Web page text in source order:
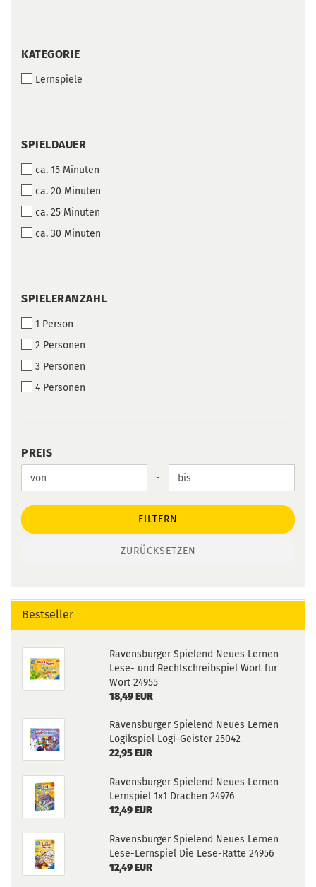
KATEGORIE
KATEGORIE
Lernspiele
SPIELDAUER
SPIELDAUER
ca. 15 Minuten
ca. 20 Minuten
ca. 25 Minuten
ca. 30 Minuten
SPIELERANZAHL
SPIELERANZAHL
1 Person
2 Personen
3 Personen
4 Personen
PREIS
PREIS
Preis bis -
FILTERN
ZURÜCKSETZEN
Bestseller
Ravensburger Spielend Neues Lernen
Lese- und Rechtschreibspiel Wort für
Wort 24955
18,49 EUR
Ravensburger Spielend Neues Lernen
Logikspiel Logi-Geister 25042
22,95 EUR
Ravensburger Spielend Neues Lernen
Lernspiel 1x1 Drachen 24976
12,49 EUR
Ravensburger Spielend Neues Lernen
Lese-Lernspiel Die Lese-Ratte 24956
12,49 EUR